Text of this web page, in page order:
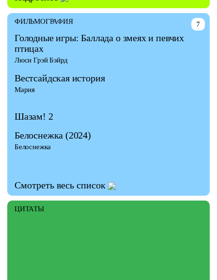
7
ФИЛЬМОГРАФИЯ
Голодные игры: Баллада о змеях и певчих
птицах
Люси Грэй Бэйрд
Вестсайдская история
Мария
Шазам! 2
Белоснежка (2024)
Белоснежка
Смотреть весь список
ЦИТАТЫ